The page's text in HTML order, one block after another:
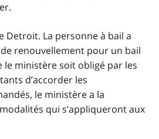
Detroit. La personne à bail a
renouvellement pour un bail
le ministère soit obligé par les
d’accorder les
le ministère a la
qui s’appliqueront aux